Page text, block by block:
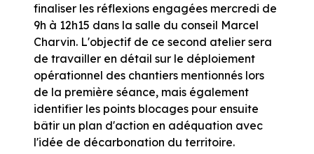
finaliser les réflexions engagées mercredi de
9h à 12h15 dans la salle du conseil Marcel
Charvin. L'objectif de ce second atelier sera
de travailler en détail sur le déploiement
opérationnel des chantiers mentionnés lors
de la première séance, mais également
identifier les points blocages pour ensuite
bâtir un plan d'action en adéquation avec
l'idée de décarbonation du territoire.